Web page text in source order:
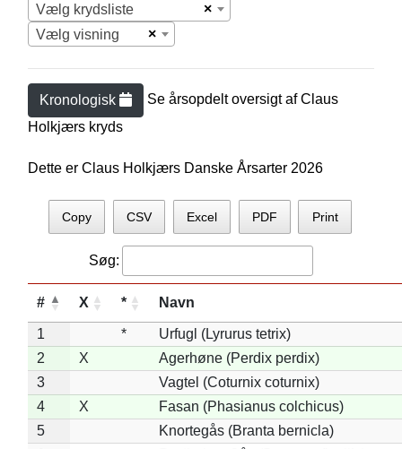
×
Vælg krydsliste
×
Vælg visning
Kronologisk Se årsopdelt oversigt afClaus
Holkjærs kryds
Dette er Claus Holkjærs Danske Årsarter 2026
Copy CSV Excel PDF Print
Søg:
# X * Navn
1 *
Urfugl (Lyrurus tetrix)
2
X
Agerhøne (Perdix perdix)
3
Vagtel (Coturnix coturnix)
4
X
Fasan (Phasianus colchicus)
5
Knortegås (Branta bernicla)